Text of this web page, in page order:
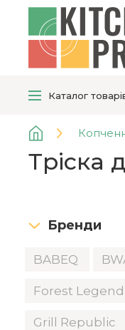
Каталог
Тріска
Бренди
BABEQ
Forest Legend
Grill Republic